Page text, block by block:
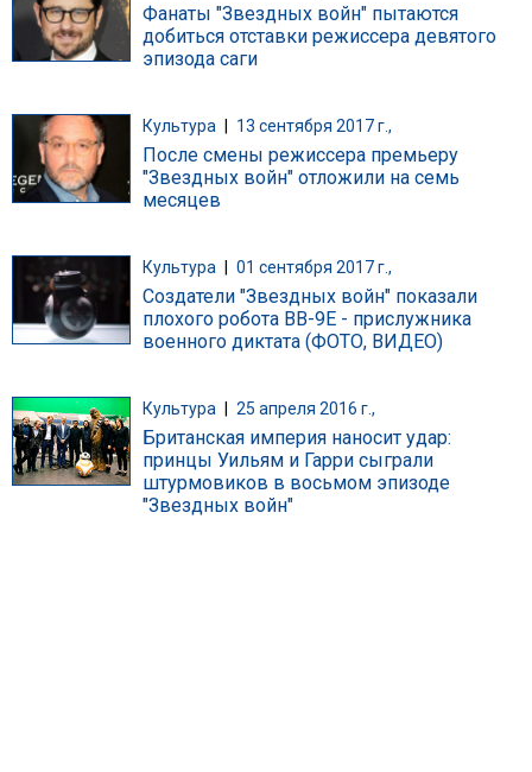
Фанаты "Звездных войн" пытаются
добиться отставки режиссера девятого
эпизода саги
Культура 13 сентября 2017 г.,
После смены режиссера премьеру
"Звездных войн" отложили на семь
месяцев
Культура 01 сентября 2017 г.,
Создатели "Звездных войн" показали
плохого робота BB-9E - прислужника
военного диктата (ФОТО, ВИДЕО)
Культура 25 апреля 2016 г.,
Британская империя наносит удар:
принцы Уильям и Гарри сыграли
штурмовиков в восьмом эпизоде
"Звездных войн"